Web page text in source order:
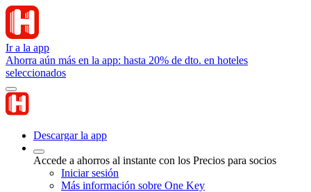
Ir a la app
Ahorra aún más en la app: hasta 20% de dto. en hoteles
seleccionados
Descargar la app
Accede a ahorros al instante con los Precios para socios
Iniciar sesión
Más información sobre One Key